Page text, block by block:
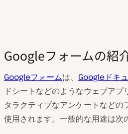
Googleフォームの紹
Googleフォームは、 Googleドキ
ドシートなどのようなウェブア
タラクティブなアンケートなどの
使用されます。一般的な用途は次